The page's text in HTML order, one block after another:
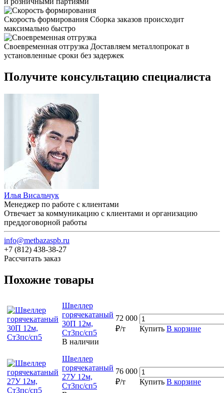
Скорость формирования Сборка заказов происходит
максимально быстро
Своевременная отгрузка Доставляем металлопрокат в
установленные сроки без задержек
Получите консультацию специалиста
Илья Висальчук
Менеджер по работе с клиентами
Отвечает за коммуникацию с клиентами и организацию
преддоговорной работы
info@metbazaspb.ru
+7 (812) 438-38-27
Рассчитать заказ
Похожие товары
Швеллер
горячекатаный
30П 12м,
Ст3пс/сп5
В наличии
72 000
₽/т
Купить В корзине
Швеллер
горячекатаный
27У 12м,
Ст3пс/сп5
76 000
₽/т
Купить В корзине